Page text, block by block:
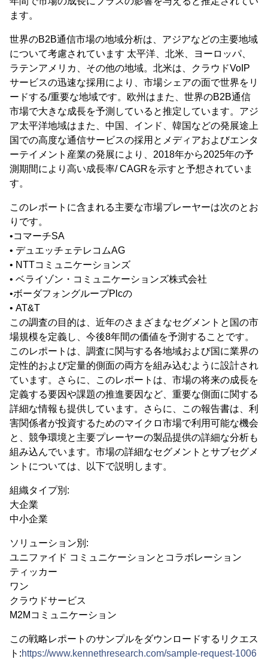
ます。
世界のB2B通信市場の地域分析は、アジアなどの主要地域
について考慮されています 太平洋、北米、ヨーロッパ、
ラテンアメリカ、その他の地域。北米は、クラウドVoIP
サービスの迅速な採用により、市場シェアの面で世界をリ
ードする/重要な地域です。欧州はまた、世界のB2B通信
市場で大きな成長を予測していると推定しています。アジ
ア太平洋地域はまた、中国、インド、韓国などの発展途上
国での高度な通信サービスの採用とメディアおよびエンタ
ーテイメント産業の発展により、2018年から2025年の予
測期間により高い成長率/ CAGRを示すと予想されていま
す。
このレポートに含まれる主要な市場プレーヤーは次のとお
りです。
•コマーチSA
• デュエッチェテレコムAG
• NTTコミュニケーションズ
• ベライゾン・コミュニケーションズ株式会社
•ボーダフォングループPlcの
• AT&T
この調査の目的は、近年のさまざまなセグメントと国の市
場規模を定義し、今後8年間の価値を予測することです。
このレポートは、調査に関与する各地域および国に業界の
定性的および定量的側面の両方を組み込むように設計され
ています。さらに、このレポートは、市場の将来の成長を
定義する要因や課題の推進要因など、重要な側面に関する
詳細な情報も提供しています。さらに、この報告書は、利
害関係者が投資するためのマイクロ市場で利用可能な機会
と、競争環境と主要プレーヤーの製品提供の詳細な分析も
組み込んでいます。市場の詳細なセグメントとサブセグメ
ントについては、以下で説明します。
組織タイプ別:
大企業
中小企業
ソリューション別:
ユニファイド コミュニケーションとコラボレーション
ティッカー
ワン
クラウドサービス
M2Mコミュニケーション
この戦略レポートのサンプルをダウンロードするリクエス
ト:https://www.kennethresearch.com/sample-request-1006